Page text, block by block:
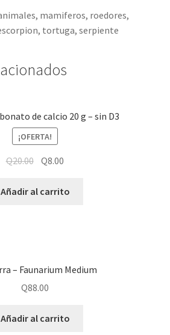
mamiferos, roedores,
tortuga, serpiente
de calcio 20 g – sin D3
¡OFERTA!
Q20.00 Q8.00
Añadir al carrito
– Faunarium Medium
Q88.00
Añadir al carrito